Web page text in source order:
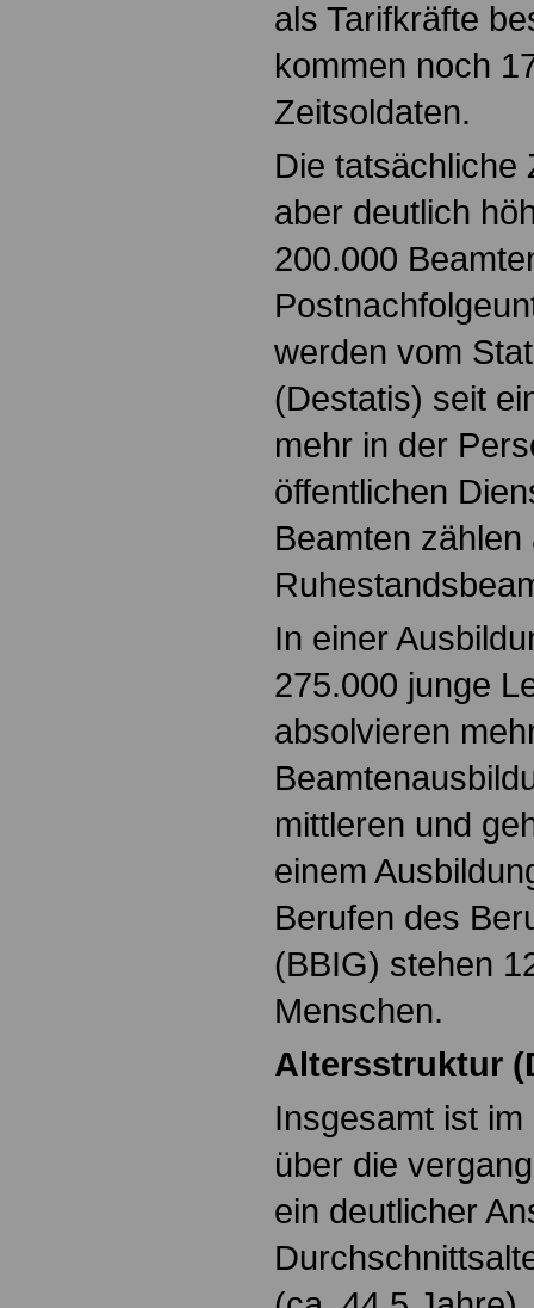
als Tarifkräfte
kommen noch
Zeitsoldaten.
Die tatsächliche
aber deutlich
200.000
werden vom
(Destatis) seit
mehr in der
öffentlichen
Beamten
In einer
275.000 junge
absolvieren
mittleren und
einem
Berufen des
(BBIG) stehen
Menschen.
Altersstruktur
Insgesamt ist
über die
ein deutlicher